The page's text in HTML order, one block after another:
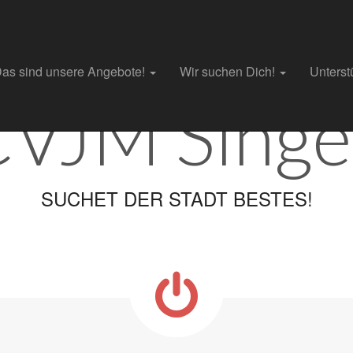
sind unsere Angebote! Wir suchen Dich!
SUCHET DER STADT BESTES!